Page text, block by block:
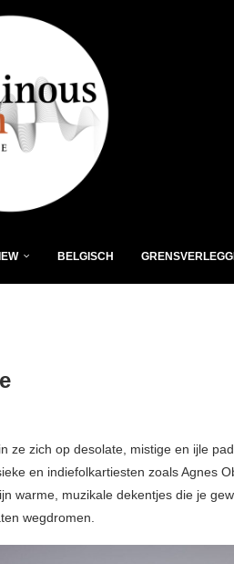
BELGISCH
ze zich op desolate, mistige en ijle
en indiefolkartiesten zoals Agnes
warme, muzikale dekentjes die je
wegdromen.